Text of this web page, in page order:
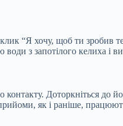
“Я хочу, щоб ти
з запотілого келиха і
контакту. Доторкніться
як і раніше,